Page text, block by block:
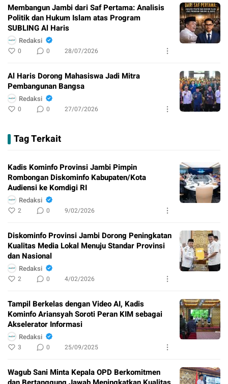
Membangun Jambi dari Saf Pertama: Analisis
Politik dan Hukum Islam atas Program
SUBLING Al Haris
Redaksi
0 0 28/07/2026
Al Haris Dorong Mahasiswa Jadi Mitra
Pembangunan Bangsa
Redaksi
0 0 27/07/2026
Tag Terkait
Kadis Kominfo Provinsi Jambi Pimpin
Rombongan Diskominfo Kabupaten/Kota
Audiensi ke Komdigi RI
Redaksi
2 0 9/02/2026
Diskominfo Provinsi Jambi Dorong Peningkatan
Kualitas Media Lokal Menuju Standar Provinsi
dan Nasional
Redaksi
2 0 4/02/2026
Tampil Berkelas dengan Video AI, Kadis
Kominfo Ariansyah Soroti Peran KIM sebagai
Akselerator Informasi ​
Redaksi
3 0 25/09/2025
Wagub Sani Minta Kepala OPD Berkomitmen